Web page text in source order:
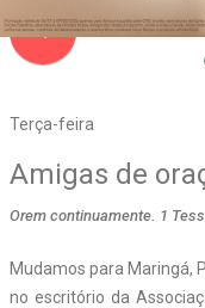
Terça-feira
navigate_before
Amigas de
Orem continuamente. 1
Mudamos para Maringá,
no escritório da